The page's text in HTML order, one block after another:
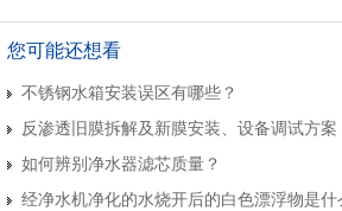
您可能还想看
不锈钢水箱安装误区有哪些？
反渗透旧膜拆解及新膜安装、设备调试方案
如何辨别净水器滤芯质量？
经净水机净化的水烧开后的白色漂浮物是什